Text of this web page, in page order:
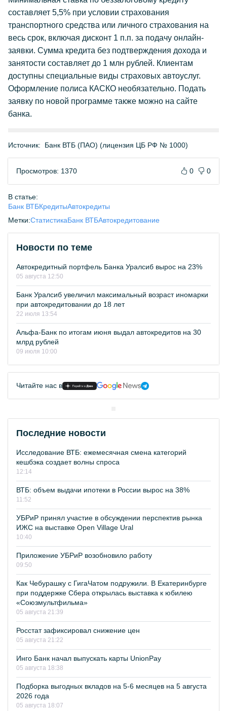
составляет 5,5% при условии страхования
транспортного средства или личного страхования на
весь срок, включая дисконт 1 п.п. за подачу онлайн-
заявки. Сумма кредита без подтверждения дохода и
занятости составляет до 1 млн рублей. Клиентам
доступны специальные виды страховых автоуслуг.
Оформление полиса КАСКО необязательно. Подать
заявку по новой программе также можно на сайте
банка.
Источник: Банк ВТБ (ПАО) (лицензия ЦБ РФ № 1000)
Просмотров: 1370 0 0
В статье:
Банк ВТБКредитыАвтокредиты
Метки:СтатистикаБанк ВТБАвтокредитование
Новости по теме
Автокредитный портфель Банка Уралсиб вырос на 23%
05 августа 12:50
Банк Уралсиб увеличил максимальный возраст иномарки
при автокредитовании до 18 лет
22 июля 13:54
Альфа-Банк по итогам июня выдал автокредитов на 30
млрд рублей
09 июля 10:00
Читайте нас в
Последние новости
Исследование ВТБ: ежемесячная смена категорий
кешбэка создает волны спроса
12:14
ВТБ: объем выдачи ипотеки в России вырос на 38%
11:52
УБРиР принял участие в обсуждении перспектив рынка
ИЖС на выставке Open Village Ural
10:40
Приложение УБРиР возобновило работу
09:50
Как Чебурашку с ГигаЧатом подружили. В Екатеринбурге
при поддержке Сбера открылась выставка к юбилею
«Союзмультфильма»
05 августа 21:39
Росстат зафиксировал снижение цен
05 августа 21:22
Инго Банк начал выпускать карты UnionPay
05 августа 18:38
Подборка выгодных вкладов на 5-6 месяцев на 5 августа
2026 года
05 августа 18:07